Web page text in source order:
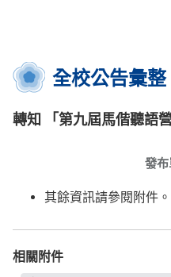
全校公告彙整
轉知 「第九屆馬偕聽語
發布
其餘資訊請參閱附件。
相關附件